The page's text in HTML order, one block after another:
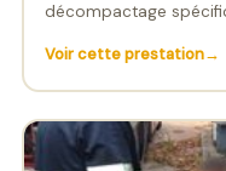
décompactage
Voir cette prestation